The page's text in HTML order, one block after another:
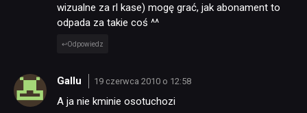
wizualne za rl kase) mogę grać, jak abonament to
odpada za takie coś ^^
Odpowiedz
Gallu 19 czerwca 2010 o 12:58
A ja nie kminie osotuchozi